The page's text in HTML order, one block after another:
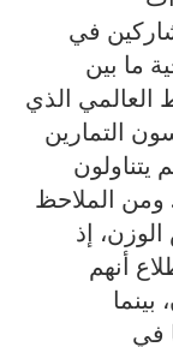
من المشاركين في
ما بين
العالمي الذي
يمارسون التمارين
بينما قال 36% إنهم يتناولون
ومن الملاحظ
إذ
أنهم
في